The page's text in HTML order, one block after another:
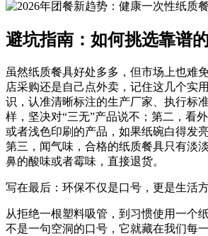
避坑指南：如何挑选靠谱
虽然纸质餐具好处多多，但市场上也难
店采购还是自己点外卖，记住这几个实
识，认准清晰标注的生产厂家、执行标
样，坚决对“三无”产品说不；第二，看
或者浅色印刷的产品，如果纸碗白得发
第三，闻气味，合格的纸质餐具只有淡
鼻的酸味或者霉味，直接退货。
写在最后：环保不仅是口号，更是生活
从拒绝一根塑料吸管，到习惯使用一个
不是一句空洞的口号，它就藏在我们每